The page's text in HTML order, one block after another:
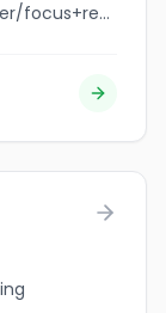
jobbank.gc.ca/browsejobs/employer/focus+ressources/ca